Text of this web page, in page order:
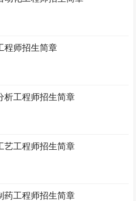
程师招生简章
析工程师招生简章
艺工程师招生简章
药工程师招生简章